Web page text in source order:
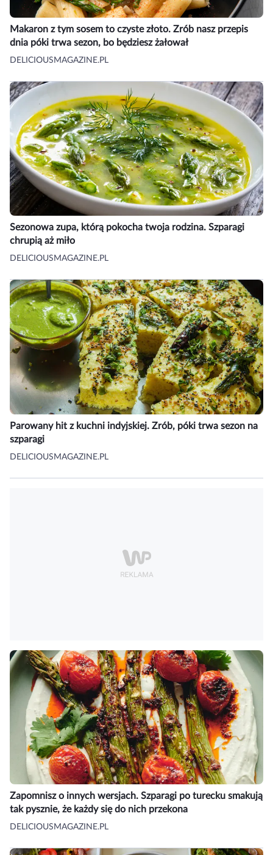
Makaron z tym sosem to czyste złoto. Zrób nasz przepis
dnia póki trwa sezon, bo będziesz żałował
DELICIOUSMAGAZINE.PL
Sezonowa zupa, którą pokocha twoja rodzina. Szparagi
chrupią aż miło
DELICIOUSMAGAZINE.PL
Parowany hit z kuchni indyjskiej. Zrób, póki trwa sezon na
szparagi
DELICIOUSMAGAZINE.PL
Zapomnisz o innych wersjach. Szparagi po turecku smakują
tak pysznie, że każdy się do nich przekona
DELICIOUSMAGAZINE.PL